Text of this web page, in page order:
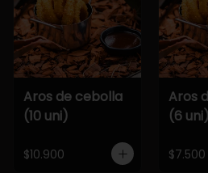
Aros de cebolla
(10 uni)
$10.900
Aros
(6 uni)
$7.500